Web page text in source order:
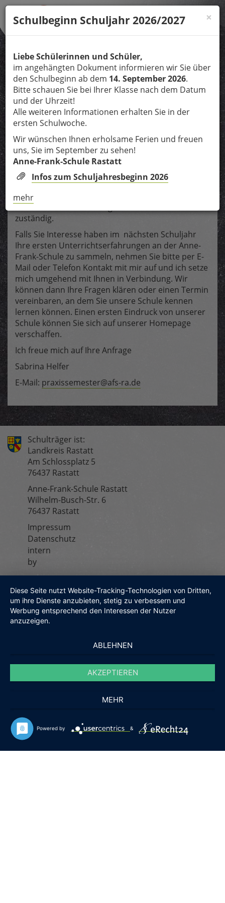
Direkt
zum
Inhalt
MENÜ
Praxissemester
Informationen zum Praxissemester
für Lehramtsstudiengänge
Hallo, liebe Lehramtsstudentinnen und -studenten,
mein Name ist Sabrina Helfer und bin an unserer
Schule für Ihre Betreuung im Praxissemester
zuständig.
Falls Sie Interesse haben im nächsten Schuljahr
Ihre ersten Unterrichtserfahrungen an der Anne-
Frank-Schule zu sammeln, nehmen Sie bitte per E-
Mail oder Telefon Kontakt mit mir auf und ich setze
mich umgehend mit Ihnen in Verbindung. Wir
können dann Ihre Fragen klären oder einen Termin
vereinbaren, an dem Sie unsere Schule kennen
lernen können. Einen ersten Eindruck von unserer
Schule können Sie sich auf unserer Homepage
verschaffen.
Ich freue mich auf Ihre Anfrage
Sabrina Helfer
E-Mail: praxissemester@afs-ra.de
Schulträger ist:
Landkreis Rastatt
Am Schlossplatz 5
76437 Rastatt
Anne-Frank-Schule Rastatt
Wilhelm-Busch-Str. 6
76437 Rastatt
Fußzeilenmenü
Impressum
Datenschutz
intern
by
×
Schulbeginn Schuljahr 2026/2027
Liebe Schülerinnen und Schüler,
im angehängten Dokument informieren wir Sie über
den Schulbeginn ab dem 14. September 2026.
Bitte schauen Sie bei Ihrer Klasse nach dem Datum
und der Uhrzeit!
Alle weiteren Informationen erhalten Sie in der
ersten Schulwoche.
Wir wünschen Ihnen erholsame Ferien und freuen
uns, Sie im September zu sehen!
Anne-Frank-Schule Rastatt
Infos zum Schuljahresbeginn 2026
mehr
Diese Seite nutzt Website-Tracking-Technologien von Dritten,
um ihre Dienste anzubieten, stetig zu verbessern und
Werbung entsprechend den Interessen der Nutzer
anzuzeigen.
ABLEHNEN
AKZEPTIEREN
MEHR
Powered by &